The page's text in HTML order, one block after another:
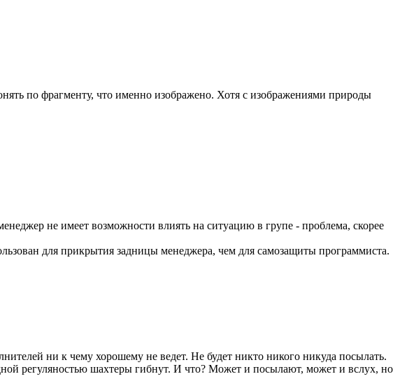
по фрагменту, что именно изображено. Хотя с изображениями природы
не имеет возможности влиять на ситуацию в групе - проблема, скорее
для прикрытия задницы менеджера, чем для самозащиты программиста.
ни к чему хорошему не ведет. Не будет никто никого никуда посылать.
регуляностью шахтеры гибнут. И что? Может и посылают, может и вслух, но